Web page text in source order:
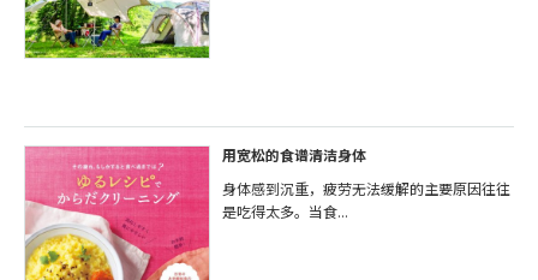
用宽松的食谱清洁身体
身体感到沉重，疲劳无法缓解的主要原因往往
是吃得太多。当食...